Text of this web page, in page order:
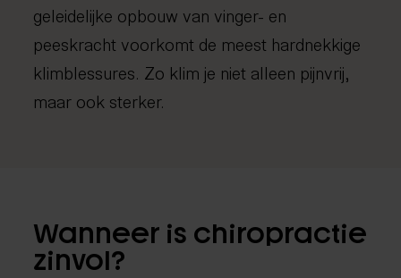
geleidelijke opbouw van vinger- en
peeskracht voorkomt de meest hardnekkige
klimblessures. Zo klim je niet alleen pijnvrij,
maar ook sterker.
Wanneer is chiropractie
zinvol?